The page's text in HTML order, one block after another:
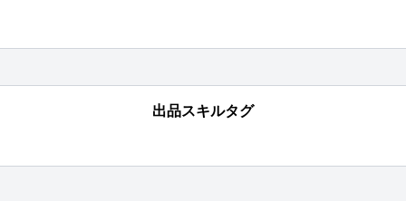
出品スキルタグ